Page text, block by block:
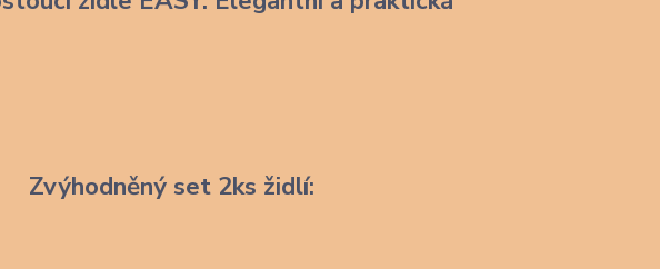
Zvýhodněný set 2ks židlí: